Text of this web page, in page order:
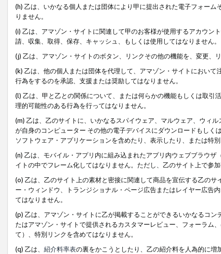
(h) 乙は、いかなる個人または団体により甲に提出された電子フォー
りません。
(i) 乙は、アマゾン・サイトに関連して甲のお客様が使用するアカウン
請、収集、取得、保存、キャッシュ、もしくは使用してはなりません。
(j) 乙は、アマゾン・サイトのボタン、リンクその他の機能を、変更、
(k) 乙は、他の個人または団体を代理して、アマゾン・サイトにおい
行為をするのを承認、支援または奨励してはなりません。
(l) 乙は、甲と乙との関係について、または何らかの機能もしくは取
理的可能性のある行為を行ってはなりません。
(m) 乙は、乙のサイトに、いかなるスパイウェア、マルウェア、ウィ
が自身のコンピューター その他の電子デバイスにダウンロードもし
ソフトウェア・アプリケーションを含めたり、表示したり、または特
(n) 乙は、モバイル・アプリ内に組み込まれたアプリ内ウェブブラウ
イトの中でフレーム化してはなりません。ただし、乙のサイト上で参
(o) 乙は、乙のサイト上の素材と密接に関連して商品を宣伝する乙の
ー・ウィンドウ、トランジショナル・ページ広告またはレイヤー広告
てはなりません。
(p) 乙は、アマゾン・サイトに乙が掲載することができるいかなるコ
たはアマゾン・サイトで提供されるカスタマーレビュー、フォーラム
て）、特別リンクを含めてはなりません。
(q) 乙は、 紹介料率表の裏をかこうとしたり、乙の紹介料を人為的に